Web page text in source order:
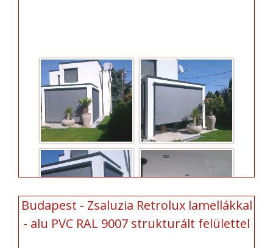
Budapest - Zsaluzia Retrolux lamellákkal
- alu PVC RAL 9007 strukturált felülettel